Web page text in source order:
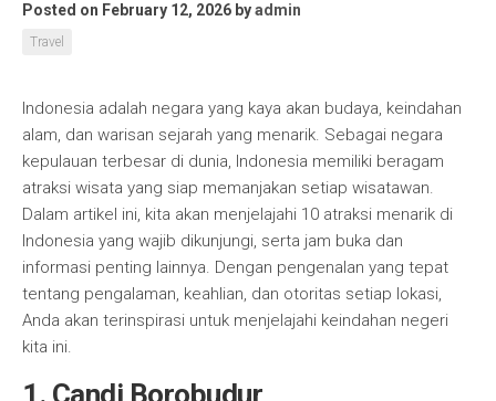
Posted on February 12, 2026 byadmin
Travel
Indonesia adalah negara yang kaya akan budaya, keindahan
alam, dan warisan sejarah yang menarik. Sebagai negara
kepulauan terbesar di dunia, Indonesia memiliki beragam
atraksi wisata yang siap memanjakan setiap wisatawan.
Dalam artikel ini, kita akan menjelajahi 10 atraksi menarik di
Indonesia yang wajib dikunjungi, serta jam buka dan
informasi penting lainnya. Dengan pengenalan yang tepat
tentang pengalaman, keahlian, dan otoritas setiap lokasi,
Anda akan terinspirasi untuk menjelajahi keindahan negeri
kita ini.
1. Candi Borobudur